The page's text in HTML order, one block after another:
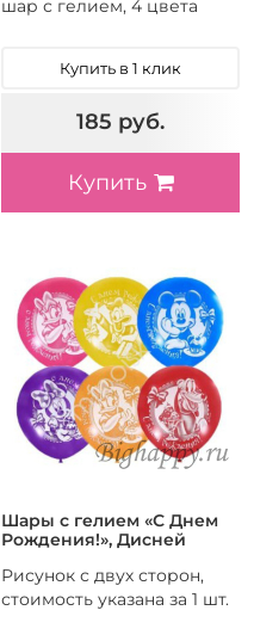
шар с гелием, 4 цвета
Купить в 1 клик
185 руб.
Купить
Шары с гелием «С Днем
Рождения!», Дисней
Рисунок с двух сторон,
стоимость указана за 1 шт.